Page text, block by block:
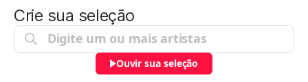
Crie sua seleção
Ouvir sua seleção